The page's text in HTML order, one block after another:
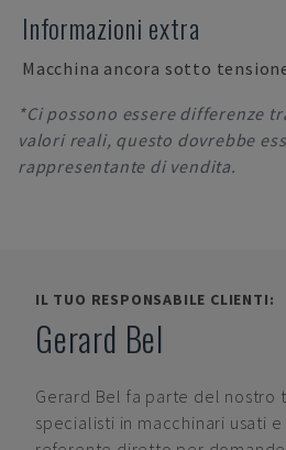
Informazioni extra
Macchina ancora sotto
*Ci possono essere differenze
valori reali, questo dovrebbe
rappresentante di vendita.
IL TUO RESPONSABILE CLIENTI:
Gerard Bel
Gerard Bel fa parte del nostro
specialisti in macchinari usati